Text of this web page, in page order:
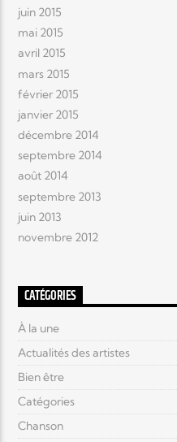
juin 2015
mai 2015
avril 2015
mars 2015
février 2015
janvier 2015
décembre 2014
septembre 2014
août 2014
septembre 2013
juin 2013
novembre 2012
CATÉGORIES
À la une
Actualités des artistes
Bien être
Catégories
Chanson